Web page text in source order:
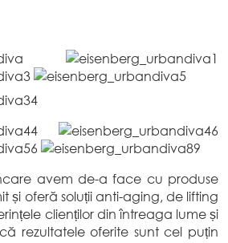
avem de-a face cu produse
și oferă soluții anti-aging, de lifting
clienților din întreaga lume și
rezultatele oferite sunt cel puțin